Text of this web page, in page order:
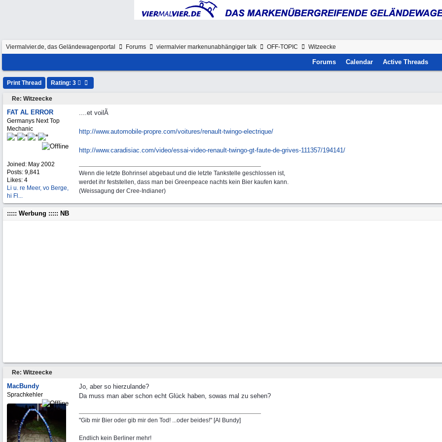
Viermalvier.de, das Geländewagenportal Forums viermalvier markenunabhängiger talk OFF-TOPIC Witzeecke
Forums Calendar Active Threads
Print Thread Rating: 3
Re: Witzeecke
FAT AL ERROR
Germanys Next Top
Mechanic
Joined: May 2002
Posts: 9,841
Likes: 4
Li u. re Meer, vo Berge,
hi Fl...
....et voilÃ
http://www.automobile-propre.com/voitures/renault-twingo-electrique/
http://www.caradisiac.com/video/essai-video-renault-twingo-gt-faute-de-grives-111357/194141/
Wenn die letzte Bohrinsel abgebaut und die letzte Tankstelle geschlossen ist,
werdet ihr feststellen, dass man bei Greenpeace nachts kein Bier kaufen kann.
(Weissagung der Cree-Indianer)
::::: Werbung ::::: NB
Re: Witzeecke
MacBundy
Sprachkehler
Jo, aber so hierzulande?
Da muss man aber schon echt Glück haben, sowas mal zu sehen?
"Gib mir Bier oder gib mir den Tod! ...oder beides!" [Al Bundy]
Endlich kein Berliner mehr!